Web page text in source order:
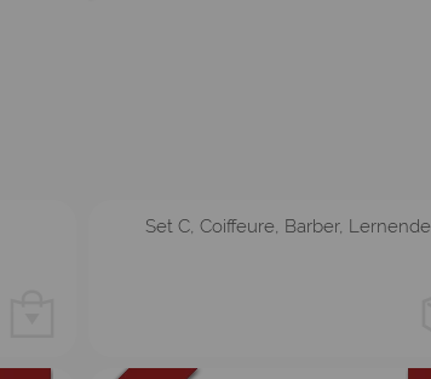
weiss
Set C, Coiffeure, Barber, Lernende